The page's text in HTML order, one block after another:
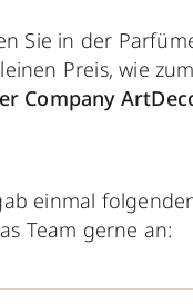
Sie in der
Preis, wie
Company
einmal
Team gerne an: